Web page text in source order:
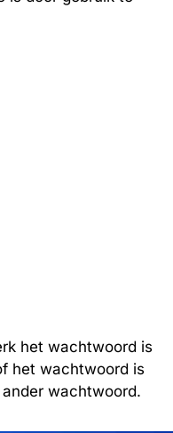
het wachtwoord is
het wachtwoord is
wachtwoord.